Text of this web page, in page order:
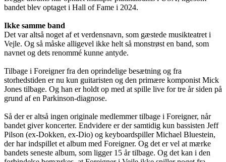
bandet blev optaget i Hall of Fame i 2024.
Ikke samme band
Det var altså noget af et verdensnavn, som gæstede musikteatret i
Vejle. Og så måske alligevel ikke helt så monstrøst en band, som
navnet og dets renommé kunne antyde.
Tilbage i Foreigner fra den oprindelige besætning og fra
storhedstiden er nu kun guitaristen og den primære komponist Mick
Jones tilbage. Og han er holdt op med at spille live for tre år siden på
grund af en Parkinson-diagnose.
Så der er altså ingen originale medlemmer tilbage i Foreigner, når
bandet giver koncerter. Endvidere er der samtidig kun bassisten Jeff
Pilson (ex-Dokken, ex-Dio) og keyboardspiller Michael Bluestein,
der har indspillet et album med Foreigner. Og det er vel at mærke
bandets seneste album, som ligger 15 år tilbage. Og det kan i den